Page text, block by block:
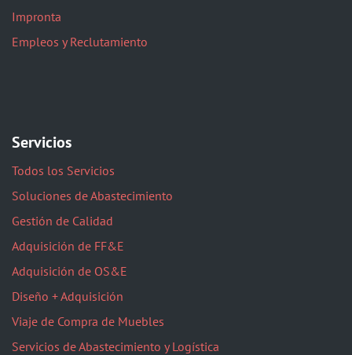
Impronta
Empleos y Reclutamiento
Servicios
Todos los Servicios
Soluciones de Abastecimiento
Gestión de Calidad
Adquisición de FF&E
Adquisición de OS&E
Diseño + Adquisición
Viaje de Compra de Muebles
Servicios de Abastecimiento y Logística